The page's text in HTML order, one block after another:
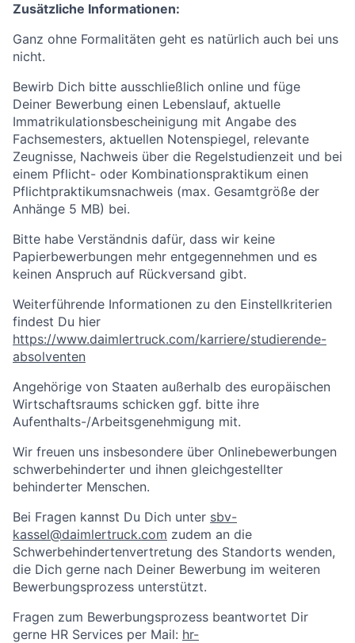
Zusätzliche Informationen:
Ganz ohne Formalitäten geht es natürlich auch bei uns
nicht.
Bewirb Dich bitte ausschließlich online und füge
Deiner Bewerbung einen Lebenslauf, aktuelle
Immatrikulationsbescheinigung mit Angabe des
Fachsemesters, aktuellen Notenspiegel, relevante
Zeugnisse, Nachweis über die Regelstudienzeit und bei
einem Pflicht- oder Kombinationspraktikum einen
Pflichtpraktikumsnachweis (max. Gesamtgröße der
Anhänge 5 MB) bei.
Bitte habe Verständnis dafür, dass wir keine
Papierbewerbungen mehr entgegennehmen und es
keinen Anspruch auf Rückversand gibt.
Weiterführende Informationen zu den Einstellkriterien
findest Du hier
https://www.daimlertruck.com/karriere/studierende-
absolventen
Angehörige von Staaten außerhalb des europäischen
Wirtschaftsraums schicken ggf. bitte ihre
Aufenthalts-/Arbeitsgenehmigung mit.
Wir freuen uns insbesondere über Onlinebewerbungen
schwerbehinderter und ihnen gleichgestellter
behinderter Menschen.
Bei Fragen kannst Du Dich unter sbv-
kassel@daimlertruck.com zudem an die
Schwerbehindertenvertretung des Standorts wenden,
die Dich gerne nach Deiner Bewerbung im weiteren
Bewerbungsprozess unterstützt.
Fragen zum Bewerbungsprozess beantwortet Dir
gerne HR Services per Mail: hr-